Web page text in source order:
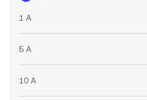
1 A
5 A
10 A